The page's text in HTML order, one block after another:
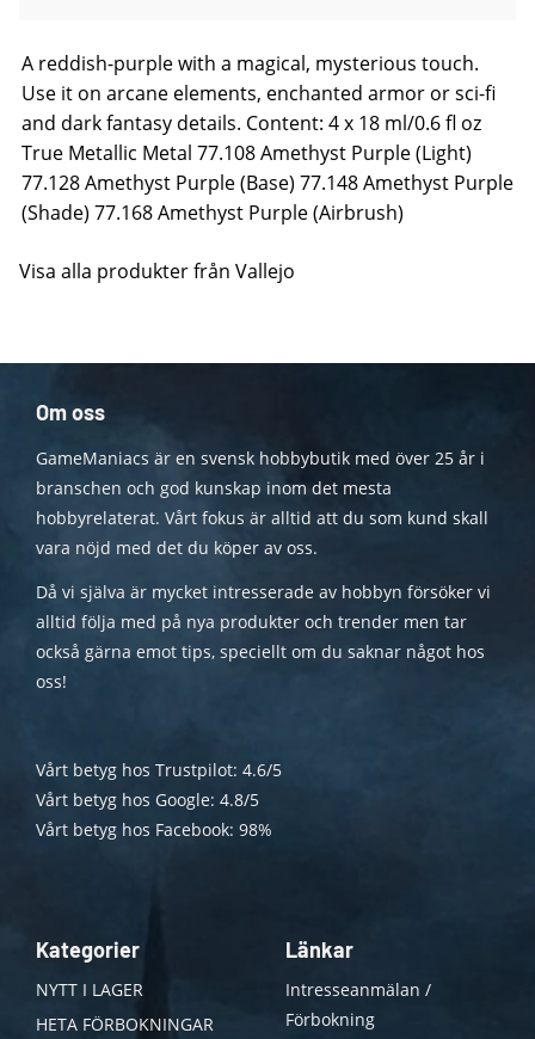
A reddish-purple with a magical, mysterious touch.
Use it on arcane elements, enchanted armor or sci-fi
and dark fantasy details. Content: 4 x 18 ml/0.6 fl oz
True Metallic Metal 77.108 Amethyst Purple (Light)
77.128 Amethyst Purple (Base) 77.148 Amethyst Purple
(Shade) 77.168 Amethyst Purple (Airbrush)
Visa alla produkter från Vallejo
Om oss
GameManiacs är en svensk hobbybutik med över 25 år i
branschen och god kunskap inom det mesta
hobbyrelaterat. Vårt fokus är alltid att du som kund skall
vara nöjd med det du köper av oss.
Då vi själva är mycket intresserade av hobbyn försöker vi
alltid följa med på nya produkter och trender men tar
också gärna emot tips, speciellt om du saknar något hos
oss!
Vårt betyg hos Trustpilot: 4.6/5
Vårt betyg hos Google: 4.8/5
Vårt betyg hos Facebook: 98%
Kategorier
NYTT I LAGER
HETA FÖRBOKNINGAR
Länkar
Intresseanmälan /
Förbokning